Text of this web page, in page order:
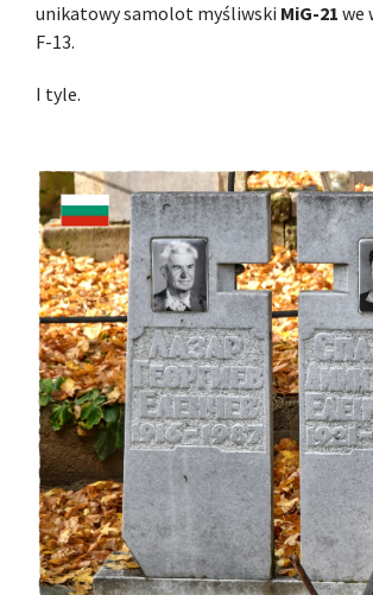
unikatowy samolot myśliwski MiG-21 we
F-13.
I tyle.